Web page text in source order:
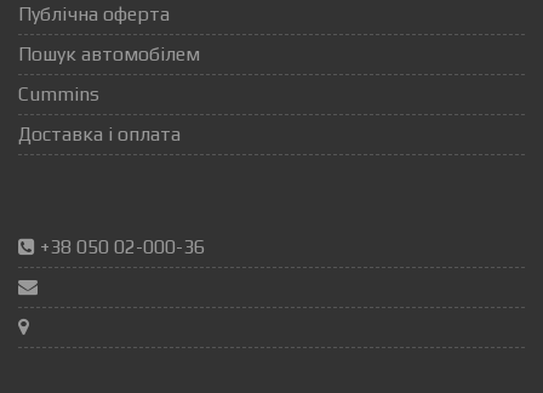
Публічна оферта
Пошук автомобілем
Cummins
Доставка і оплата
+38 050 02-000-36